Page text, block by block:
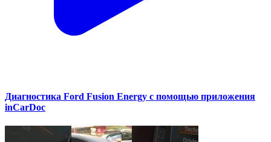
Диагностика Ford Fusion Energy с помощью приложения
inCarDoc